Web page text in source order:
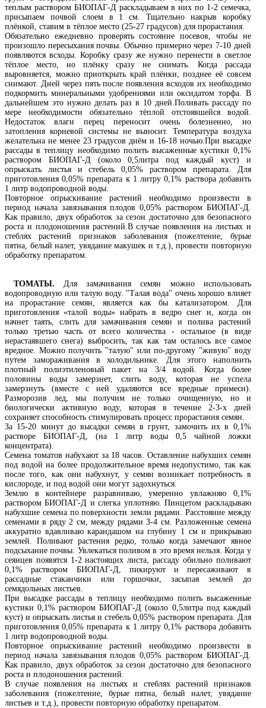
теплым раствором БИОПАГ-Д раскладываем в них по 1-2 семечка,
присыпаем почвой слоем в 1 см. Тщательно накрыв коробку
плёнкой, ставим в тёплое место (25-27 градусов) для прорастания.
Обязательно ежедневно проверять состояние посевов, чтобы не
произошло пересыхания почвы. Обычно примерно через 7-10 дней
появляются всходы. Коробку сразу же нужно перенести в светлое
тёплое место, но плёнку сразу не снимать. Когда рассада
выровняется, можно приоткрыть край плёнки, позднее её совсем
снимают. Дней через пять после появления всходов их необходимо
подкормить минеральными удобрениями или оксидатом торфа. В
дальнейшем это нужно делать раз в 10 дней.Поливать рассаду по
мере необходимости обязательно тёплой отстоявшейся водой.
Недостаток влаги перец переносит очень болезненно, но
затопления корневой системы не выносит. Температура воздуха
желательна не менее 23 градусов днём и 16-18 ночью.При высадке
рассады в теплицу необходимо полить высаженные кустики 0,1%
раствором БИОПАГ-Д (около 0,5литра под каждый куст) и
опрыскать листья и стебель 0,05% раствором препарата. Для
приготовления 0,05% препарата к 1 литру 0,1% раствора добавить
1 литр водопроводной воды.
Повторное опрыскивание растений необходимо произвести в
период начала завязывания плодов 0,05% раствором БИОПАГ-Д.
Как правило, двух обработок за сезон достаточно для безопасного
роста и плодоношения растений.В случае появления на листьях и
стеблях растений признаков заболевания (пожелтение, бурые
пятна, белый налет, увядание макушек и т.д.), провести повторную
обработку препаратом.
ТОМАТЫ. Для замачивания семян можно использовать
водопроводную или талую воду. "Талая вода" очень хорошо влияет
на прорастание семян, является как бы катализатором. Для
приготовления «талой воды» набрать в ведро снег и, когда он
начнет таять, слить для замачивания семян и полива растений
только третью часть от всего количества - остальное (в виде
нерастаявшего снега) выбросить, так как там осталось все самое
вредное. Можно получить "талую" или по-другому "живую" воду
путем замораживания в холодильнике. Для этого наполнить
плотный полиэтиленовый пакет на 3/4 водой. Когда более
половины воды замерзнет, слить воду, которая не успела
замерзнуть (вместе с ней удаляются все вредные примеси).
Разморозив лед, мы получим не только очищенную, но и
биологически активную воду, которая в течение 2-3-х дней
сохраняет способность стимулировать процесс прорастания семян.
За 15-20 минут до высадки семян в грунт, замочить их в 0,1%
растворе БИОПАГ-Д, (на 1 литр воды 0,5 чайной ложки
концентрата).
Семена томатов набухают за 18 часов. Оставление набухших семян
под водой на более продолжительное время недопустимо, так как
после того, как они набухнут, у семян возникает потребность в
кислороде, и под водой они могут задохнуться.
Землю в контейнере разравниваю, умеренно увлажняю 0,1%
раствором БИОПАГ-Д и слегка уплотняю. Пинцетом раскладываю
набухшие семена по поверхности земли рядами. Расстояние между
семенами в ряду 2 см, между рядами 3-4 см. Разложенные семена
аккуратно вдавливаю карандашом на глубину 1 см и прикрываю
землей. Поливают растения редко, только когда замечают явное
подсыхание почвы. Увлекаться поливом в это время нельзя. Когда у
сеянцев появятся 1-2 настоящих листа, рассаду обильно поливают
0,1% раствором БИОПАГ-Д, пикируют и пересаживают в
рассадные стаканчики или горшочки, засыпая землей до
семядольных листьев.
При высадке рассады в теплицу необходимо полить высаженные
кустики 0,1% раствором БИОПАГ-Д (около 0,5литра под каждый
куст) и опрыскать листья и стебель 0,05% раствором препарата. Для
приготовления 0,05% препарата к 1 литру 0,1% раствора добавить
1 литр водопроводной воды.
Повторное опрыскивание растений необходимо произвести в
период начала завязывания плодов 0,05% раствором БИОПАГ-Д.
Как правило, двух обработок за сезон достаточно для безопасного
роста и плодоношения растений.
В случае появления на листьях и стеблях растений признаков
заболевания (пожелтение, бурые пятна, белый налет, увядание
листьев и т.д.), провести повторную обработку препаратом.